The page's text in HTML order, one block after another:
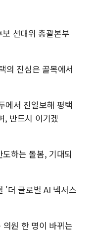
선대위 총괄본부
의 진심은 골목에서
에서 진일보해 평택
, 반드시 이기겠
하는 돌봄, 기대되
'더 글로벌 AI 넥서스
원 한 명이 바뀌는